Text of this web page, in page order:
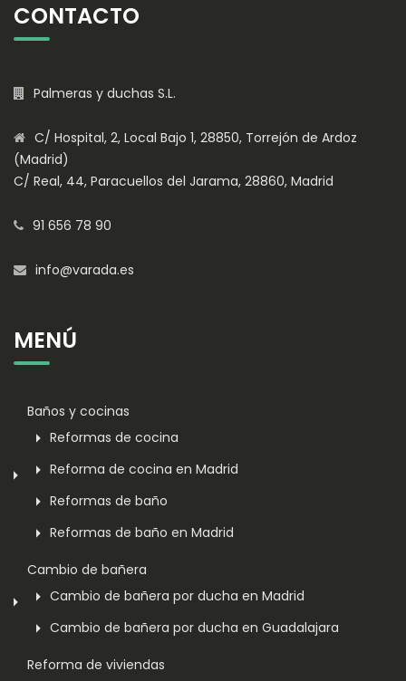
CONTACTO
Palmeras y duchas S.L.
C/ Hospital, 2, Local Bajo 1, 28850, Torrejón de Ardoz
(Madrid)
C/ Real, 44, Paracuellos del Jarama, 28860, Madrid
91 656 78 90
info@varada.es
MENÚ
Baños y cocinas
Reformas de cocina
Reforma de cocina en Madrid
Reformas de baño
Reformas de baño en Madrid
Cambio de bañera
Cambio de bañera por ducha en Madrid
Cambio de bañera por ducha en Guadalajara
Reforma de viviendas